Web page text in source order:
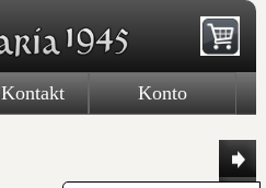
Kontakt Konto